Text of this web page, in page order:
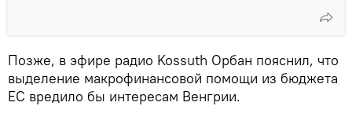
Позже, в эфире радио Kossuth Орбан пояснил, что
выделение макрофинансовой помощи из бюджета
ЕС вредило бы интересам Венгрии.